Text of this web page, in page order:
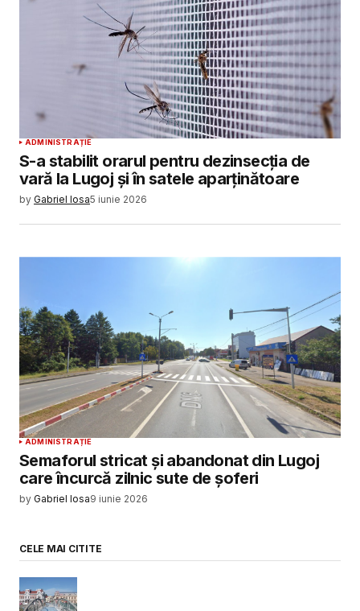
ADMINISTRAȚIE
S-a stabilit orarul pentru dezinsecția de
vară la Lugoj și în satele aparținătoare
by Gabriel Iosa5 iunie 2026
ADMINISTRAȚIE
Semaforul stricat și abandonat din Lugoj
care încurcă zilnic sute de șoferi
by Gabriel Iosa9 iunie 2026
CELE MAI CITITE